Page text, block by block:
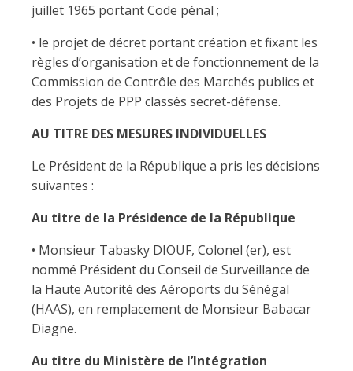
juillet 1965 portant Code pénal ;
• le projet de décret portant création et fixant les
règles d’organisation et de fonctionnement de la
Commission de Contrôle des Marchés publics et
des Projets de PPP classés secret-défense.
AU TITRE DES MESURES INDIVIDUELLES
Le Président de la République a pris les décisions
suivantes :
Au titre de la Présidence de la République
• Monsieur Tabasky DIOUF, Colonel (er), est
nommé Président du Conseil de Surveillance de
la Haute Autorité des Aéroports du Sénégal
(HAAS), en remplacement de Monsieur Babacar
Diagne.
Au titre du Ministère de l’Intégration